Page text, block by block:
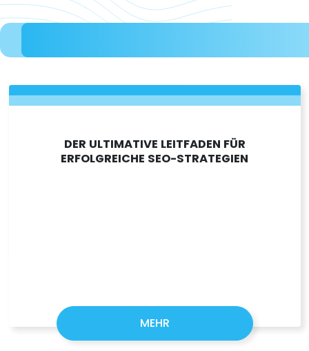
DER ULTIMATIVE LEITFADEN FÜR
ERFOLGREICHE SEO-STRATEGIEN
MEHR